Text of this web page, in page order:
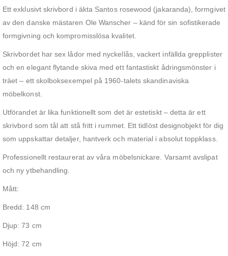
Ett exklusivt skrivbord i äkta Santos rosewood (jakaranda), formgivet
av den danske mästaren Ole Wanscher – känd för sin sofistikerade
formgivning och kompromisslösa kvalitet.
Skrivbordet har sex lådor med nyckellås, vackert infällda grepplister
och en elegant flytande skiva med ett fantastiskt ådringsmönster i
träet – ett skolboksexempel på 1960-talets skandinaviska
möbelkonst.
Utförandet är lika funktionellt som det är estetiskt – detta är ett
skrivbord som tål att stå fritt i rummet. Ett tidlöst designobjekt för dig
som uppskattar detaljer, hantverk och material i absolut toppklass.
Professionellt restaurerat av våra möbelsnickare. Varsamt avslipat
och ny ytbehandling.
Mått:
Bredd: 148 cm
Djup: 73 cm
Höjd: 72 cm